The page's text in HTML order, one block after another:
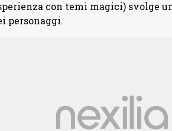
con temi magici) svolge
personaggi.